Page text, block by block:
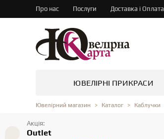
Про нас Послуги Доставка і Оплата
ЮВЕЛІРНІ ПРИКРАСИ
Ювелірний магазин Каталог Каблучки
Акція:
Outlet